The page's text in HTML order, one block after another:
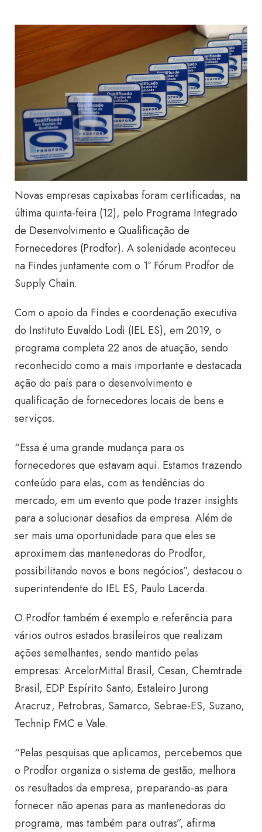
Novas empresas capixabas foram certificadas, na
última quinta-feira (12), pelo Programa Integrado
de Desenvolvimento e Qualificação de
Fornecedores (Prodfor). A solenidade aconteceu
na Findes juntamente com o 1º Fórum Prodfor de
Supply Chain.
Com o apoio da Findes e coordenação executiva
do Instituto Euvaldo Lodi (IEL ES), em 2019, o
programa completa 22 anos de atuação, sendo
reconhecido como a mais importante e destacada
ação do país para o desenvolvimento e
qualificação de fornecedores locais de bens e
serviços.
“Essa é uma grande mudança para os
fornecedores que estavam aqui. Estamos trazendo
conteúdo para elas, com as tendências do
mercado, em um evento que pode trazer insights
para a solucionar desafios da empresa. Além de
ser mais uma oportunidade para que eles se
aproximem das mantenedoras do Prodfor,
possibilitando novos e bons negócios”, destacou o
superintendente do IEL ES, Paulo Lacerda.
O Prodfor também é exemplo e referência para
vários outros estados brasileiros que realizam
ações semelhantes, sendo mantido pelas
empresas: ArcelorMittal Brasil, Cesan, Chemtrade
Brasil, EDP Espírito Santo, Estaleiro Jurong
Aracruz, Petrobras, Samarco, Sebrae-ES, Suzano,
Technip FMC e Vale.
“Pelas pesquisas que aplicamos, percebemos que
o Prodfor organiza o sistema de gestão, melhora
os resultados da empresa, preparando-as para
fornecer não apenas para as mantenedoras do
programa, mas também para outras”, afirma